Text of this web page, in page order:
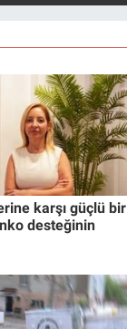
karşı güçlü bir
desteğinin